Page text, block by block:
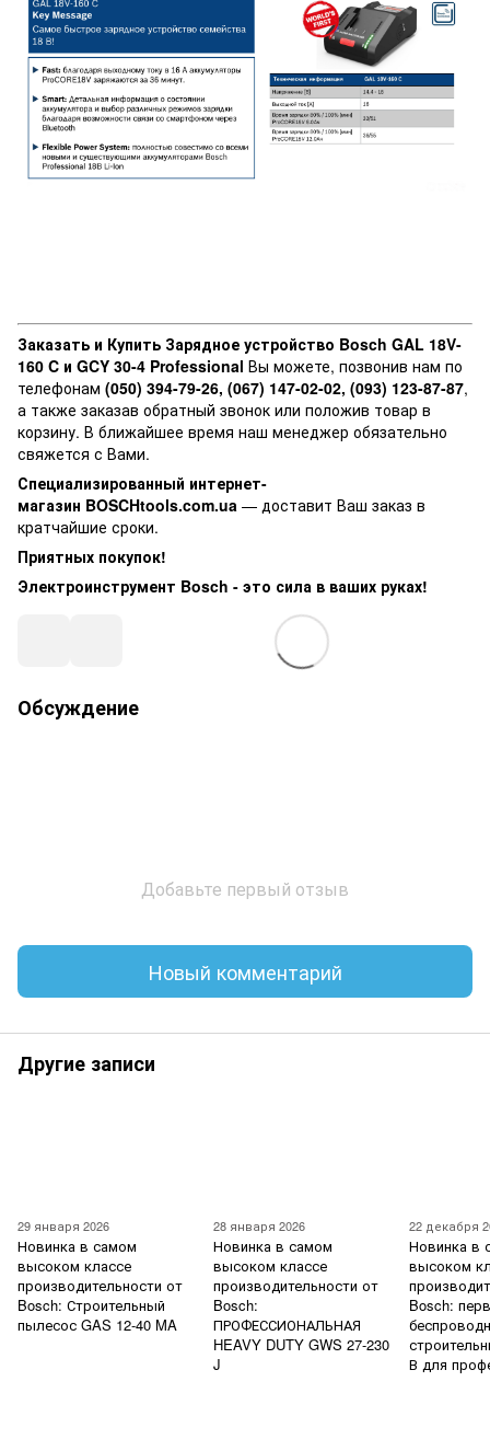
Заказать и Купить Зарядное устройство Bosch GAL 18V-
160 C и GCY 30-4 Professional Вы можете, позвонив нам по
телефонам (050) 394-79-26, (067) 147-02-02, (093) 123-87-87,
а также заказав обратный звонок или положив товар в
корзину. В ближайшее время наш менеджер обязательно
свяжется с Вами.
Специализированный интернет-
магазин BOSCHtools.com.ua — доставит Ваш заказ в
кратчайшие сроки.
Приятных покупок!
Электроинструмент Bosch - это сила в ваших руках!
Обсуждение
Добавьте первый отзыв
Новый комментарий
Другие записи
29 января 2026
Новинка в самом
высоком классе
производительности от
Bosch: Строительный
пылесос GAS 12-40 MA
28 января 2026
Новинка в самом
высоком классе
производительности от
Bosch:
ПРОФЕССИОНАЛЬНАЯ
HEAVY DUTY GWS 27-230
J
22 декабря
Новинка в
высоком
Bosch:
В для